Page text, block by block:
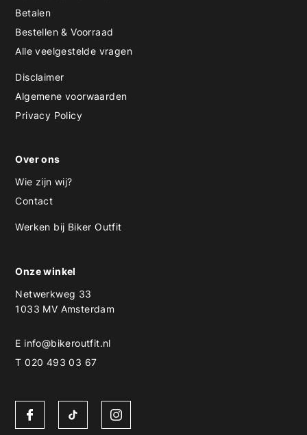
Betalen
Bestellen & Voorraad
Alle veelgestelde vragen
Disclaimer
Algemene voorwaarden
Privacy Policy
Over ons
Wie zijn wij?
Contact
Werken bij Biker Outfit
Onze winkel
Netwerkweg 33
1033 MV Amsterdam
E info@bikeroutfit.nl
T 020 493 03 67